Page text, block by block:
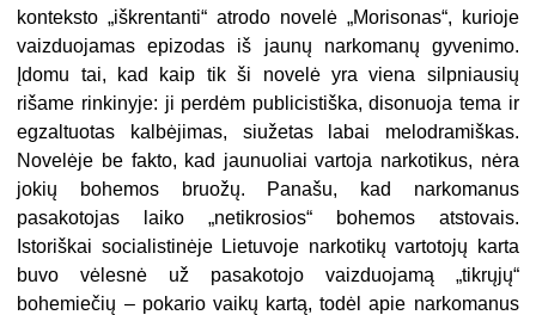
konteksto „iškrentanti“ atrodo novelė „Morisonas“, kurioje
vaizduojamas epizodas iš jaunų narkomanų gyvenimo.
Įdomu tai, kad kaip tik ši novelė yra viena silpniausių
rišame rinkinyje: ji perdėm publicistiška, disonuoja tema ir
egzaltuotas kalbėji­mas, siužetas labai melodramiškas.
Novelėje be fakto, kad jaunuoliai vartoja narkotikus, nėra
jokių bohemos bruožų. Panašu, kad narkomanus
pasakotojas laiko „netikrosios“ bohemos atstovais.
Istoriškai socialistinėje Lietuvoje narkotikų vartotojų karta
buvo vėlesnė už pasakotojo vaizduojamą „tikrųjų“
bohemiečių – pokario vaikų kartą, todėl apie narkomanus